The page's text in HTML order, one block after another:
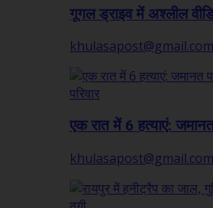
गूगल ड्राइव में अश्लील
khulasapost@gmail.com
एक रात में 6 हत्याएं:
khulasapost@gmail.com